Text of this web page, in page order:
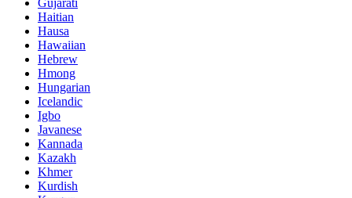
Gujarati
Haitian
Hausa
Hawaiian
Hebrew
Hmong
Hungarian
Icelandic
Igbo
Javanese
Kannada
Kazakh
Khmer
Kurdish